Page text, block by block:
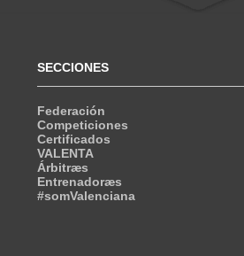
SECCIONES
Federación
Competiciones
Certificados
VALENTA
Árbitræs
Entrenadoræs
#somValenciana